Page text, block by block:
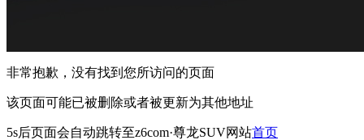
非常抱歉，没有找到您所访问的页面
该页面可能已被删除或者被更新为其他地址
5s后页面会自动跳转至z6com·尊龙SUV网站首页